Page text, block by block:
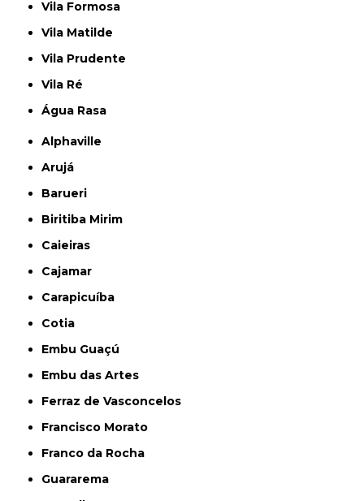
Vila Formosa
Vila Matilde
Vila Prudente
Vila Ré
Água Rasa
Alphaville
Arujá
Barueri
Biritiba Mirim
Caieiras
Cajamar
Carapicuíba
Cotia
Embu Guaçú
Embu das Artes
Ferraz de Vasconcelos
Francisco Morato
Franco da Rocha
Guararema